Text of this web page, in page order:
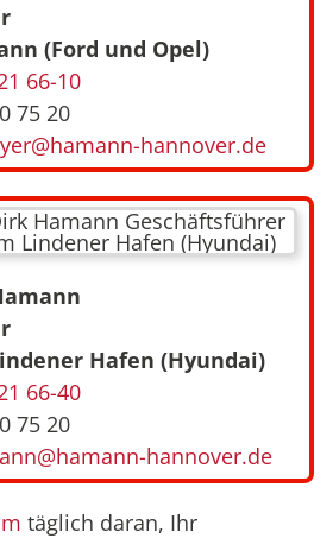
(Ford und Opel)
66-10
75 20
hannover.de
Hafen (Hyundai)
66-40
75 20
hannover.de
täglich daran, Ihr